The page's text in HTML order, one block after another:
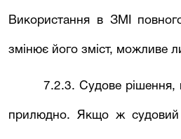
Використання в ЗМІ
змінює його зміст, можливе
7.2.3. Судове рішення,
прилюдно. Якщо ж судовий